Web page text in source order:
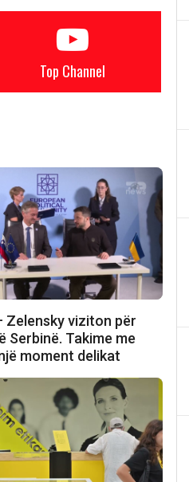
Top Channel
Zelensky viziton për
Serbinë. Takime me
moment delikat